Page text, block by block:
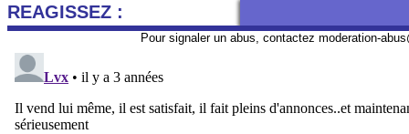
REAGISSEZ :
Pour signaler un abus, contactez moderation-